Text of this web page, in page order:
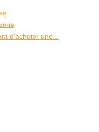
d'acheter une...